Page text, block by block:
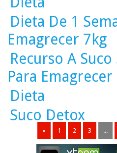
Dieta De 1
Emagrecer 7kg
Recurso A
Para Emagrecer
Dieta
Suco Detox
« 1 2 3 ...